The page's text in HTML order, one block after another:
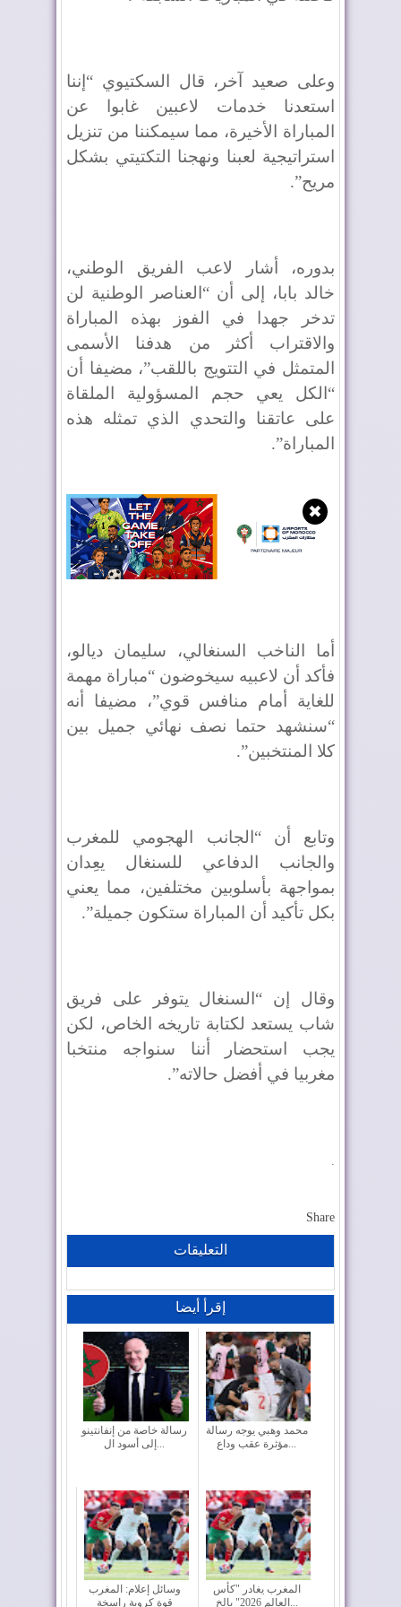
وعلى صعيد آخر، قال السكتيوي “إننا
استعدنا خدمات لاعبين غابوا عن
المباراة الأخيرة، مما سيمكننا من تنزيل
استراتيجية لعبنا ونهجنا التكتيتي بشكل
مريح”.
بدوره، أشار لاعب الفريق الوطني،
خالد بابا، إلى أن “العناصر الوطنية لن
تدخر جهدا في الفوز بهذه المباراة
والاقتراب أكثر من هدفنا الأسمى
المتمثل في التتويج باللقب”، مضيفا أن
“الكل يعي حجم المسؤولية الملقاة
على عاتقنا والتحدي الذي تمثله هذه
المباراة”.
✖
أما الناخب السنغالي، سليمان ديالو،
فأكد أن لاعبيه سيخوضون “مباراة مهمة
للغاية أمام منافس قوي”، مضيفا أنه
“سنشهد حتما نصف نهائي جميل بين
كلا المنتخبين”.
وتابع أن “الجانب الهجومي للمغرب
والجانب الدفاعي للسنغال يعِدان
بمواجهة بأسلوبين مختلفين، مما يعني
بكل تأكيد أن المباراة ستكون جميلة”.
وقال إن “السنغال يتوفر على فريق
شاب يستعد لكتابة تاريخه الخاص، لكن
يجب استحضار أننا سنواجه منتخبا
مغربيا في أفضل حالاته”.
.
Share
التعليقات
إقرأ أيضا
رسالة خاصة من إنفانتينو
إلى أسود ال...
محمد وهبي يوجه رسالة
مؤثرة عقب وداع...
وسائل إعلام: المغرب
قوة كروية راسخة
المغرب يغادر "كأس
العالم 2026" بالخ...